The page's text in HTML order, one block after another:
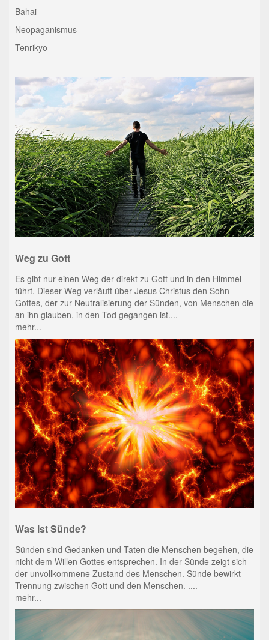
Bahai
Neopaganismus
Tenrikyo
Weg zu Gott
Es gibt nur einen Weg der direkt zu Gott und in den Himmel
führt. Dieser Weg verläuft über Jesus Christus den Sohn
Gottes, der zur Neutralisierung der Sünden, von Menschen die
an ihn glauben, in den Tod gegangen ist....
mehr...
Was ist Sünde?
Sünden sind Gedanken und Taten die Menschen begehen, die
nicht dem Willen Gottes entsprechen. In der Sünde zeigt sich
der unvollkommene Zustand des Menschen. Sünde bewirkt
Trennung zwischen Gott und den Menschen. ....
mehr...